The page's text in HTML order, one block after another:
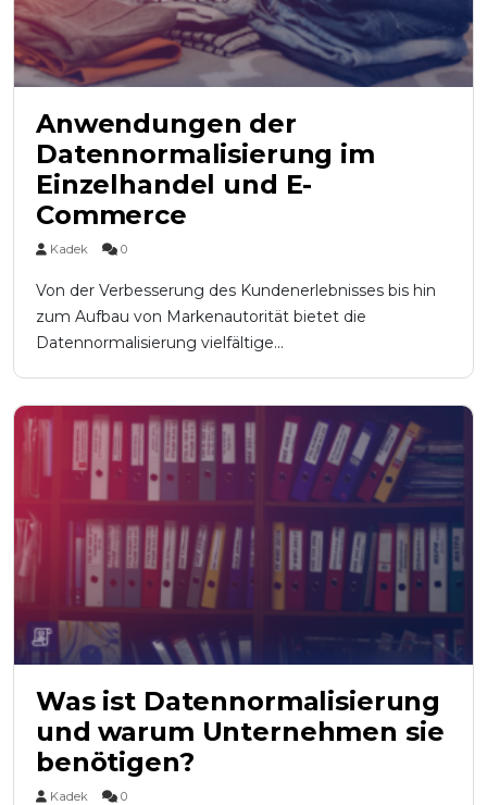
Anwendungen der
Datennormalisierung im
Einzelhandel und E-
Commerce
Kadek 0
Von der Verbesserung des Kundenerlebnisses bis hin
zum Aufbau von Markenautorität bietet die
Datennormalisierung vielfältige...
Was ist Datennormalisierung
und warum Unternehmen sie
benötigen?
Kadek 0